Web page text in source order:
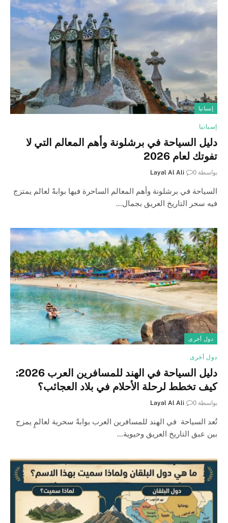
إسبانيا
إسبانيا
دليل السياحة في برشلونة وأهم المعالم التي لا
تفوتك لعام 2026
بواسطة Layal Al Ali 0
السياحة في برشلونة وأهم المعالم الساحرة فيها بوابةً لعالم يمتزج
فيه سحر التاريخ العريق بجمال…
دول أخرى
دول أخرى
دليل السياحة في الهند للمسافرين العرب 2026:
كيف تخطط لرحلة الأحلام في بلاد العجائب؟
بواسطة Layal Al Ali 0
تُعد السياحة في الهند للمسافرين العرب بوابةً سحرية لعالمٍ يمزج
بين عبق التاريخ العريق وحيوية…